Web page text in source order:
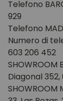
Telefono
929
Telefono
Numero di
603 206 452
SHOWROOM
Diagonal 352,
SHOWROOM